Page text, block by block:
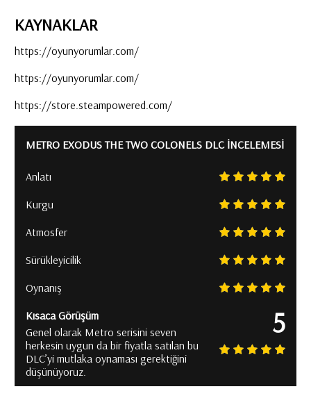
KAYNAKLAR
https://oyunyorumlar.com/
https://oyunyorumlar.com/
https://store.steampowered.com/
METRO EXODUS THE TWO COLONELS DLC İNCELEMESI
Anlatı
Kurgu
Atmosfer
Sürükleyicilik
Oynanış
5
Kısaca Görüşüm
Genel olarak Metro serisini seven
herkesin uygun da bir fiyatla satılan bu
DLC’yi mutlaka oynaması gerektiğini
düşünüyoruz.